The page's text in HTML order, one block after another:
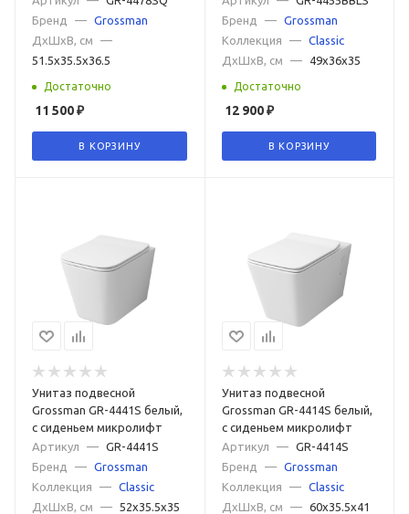
Розовые Серые Красные
Воронкообразные С микролифтом
С антигрязевым покрытием
С полочкой Без бачка
Электронные Электронные с функцией биде
Напольные с бачком Высотой 50 см
С косым выпуском и антивсплеском
Ретро с высоким бачком Немецкие Итальянские
Российские Турецкие Японские Subway 3.0
Бренд
— Grossman
ДxШxВ, см
—
51.5x35.5x36.5
Достаточно
11 500₽
В КОРЗИНУ
Бренд
—
Grossman
Коллекция
—
Classic
ДxШxВ, см
— 49x36x35
Достаточно
12 900₽
В КОРЗИНУ
Унитаз подвесной
Grossman GR-4441S белый,
с сиденьем микролифт
Артикул
— GR-4441S
Бренд
— Grossman
Коллекция
— Classic
ДxШxВ, см
— 52x35.5x35
Унитаз подвесной
Grossman GR-4414S белый,
с сиденьем микролифт
Артикул
—
GR-4414S
Бренд
—
Grossman
Коллекция
—
Classic
ДxШxВ, см
— 60x35.5x41